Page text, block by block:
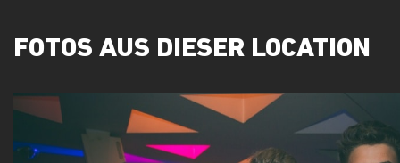
FOTOS AUS DIESER LOCATION